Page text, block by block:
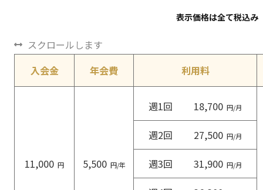
表示価格は全て税込み
スクロールします
入会金
年会費 利用料
11,000 円 5,500 円/年
週1回 18,700 円/月
週2回 27,500 円/月
週3回 31,900 円/月